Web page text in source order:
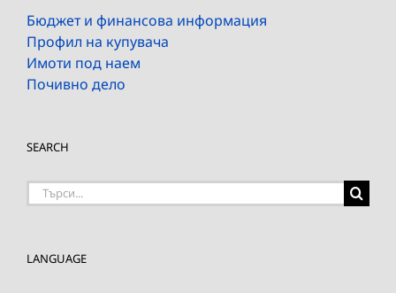
Бюджет и финансова информация
Профил на купувача
Имоти под наем
Почивно дело
SEARCH
Търсене
LANGUAGE